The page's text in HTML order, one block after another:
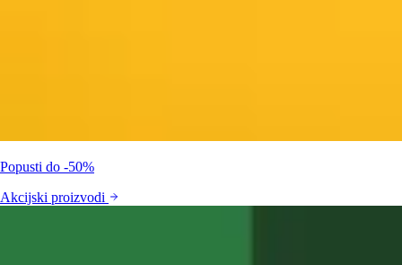
Popusti do -50%
Akcijski proizvodi